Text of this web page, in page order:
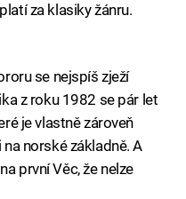
za klasiky žánru.
se nejspíš zježí
z roku 1982 se pár let
je vlastně zároveň
norské základně. A
první Věc, že nelze